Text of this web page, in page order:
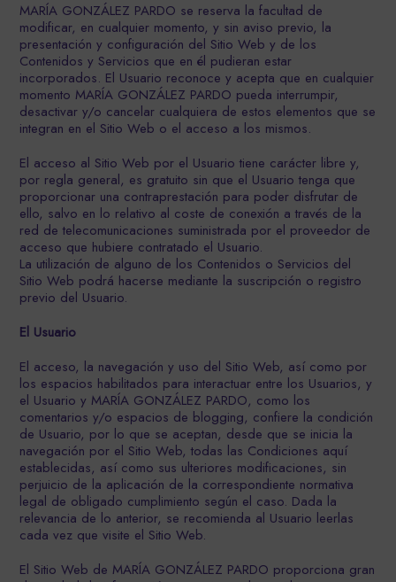
MARÍA GONZÁLEZ PARDO se reserva la facultad de
modificar, en cualquier momento, y sin aviso previo, la
presentación y configuración del Sitio Web y de los
Contenidos y Servicios que en él pudieran estar
incorporados. El Usuario reconoce y acepta que en cualquier
momento MARÍA GONZÁLEZ PARDO pueda interrumpir,
desactivar y/o cancelar cualquiera de estos elementos que se
integran en el Sitio Web o el acceso a los mismos.
El acceso al Sitio Web por el Usuario tiene carácter libre y,
por regla general, es gratuito sin que el Usuario tenga que
proporcionar una contraprestación para poder disfrutar de
ello, salvo en lo relativo al coste de conexión a través de la
red de telecomunicaciones suministrada por el proveedor de
acceso que hubiere contratado el Usuario.
La utilización de alguno de los Contenidos o Servicios del
Sitio Web podrá hacerse mediante la suscripción o registro
previo del Usuario.
El Usuario
El acceso, la navegación y uso del Sitio Web, así como por
los espacios habilitados para interactuar entre los Usuarios, y
el Usuario y MARÍA GONZÁLEZ PARDO, como los
comentarios y/o espacios de blogging, confiere la condición
de Usuario, por lo que se aceptan, desde que se inicia la
navegación por el Sitio Web, todas las Condiciones aquí
establecidas, así como sus ulteriores modificaciones, sin
perjuicio de la aplicación de la correspondiente normativa
legal de obligado cumplimiento según el caso. Dada la
relevancia de lo anterior, se recomienda al Usuario leerlas
cada vez que visite el Sitio Web.
El Sitio Web de MARÍA GONZÁLEZ PARDO proporciona gran